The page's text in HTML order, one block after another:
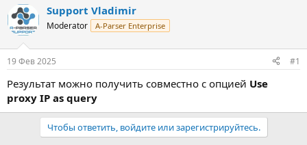
т
о
р
т
е
м
ы
т
а
н
а
л
Support Vladimir
Moderator A-Parser Enterprise
19 Фев 2025 #1
Результат можно получить совместно с опцией Use
proxy IP as query
Чтобы ответить, войдите или зарегистрируйтесь.